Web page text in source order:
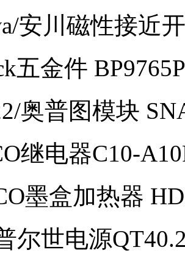
安川磁性接近
五金件
奥普图模块
继电器C10-
墨盒加热器
尔世电源